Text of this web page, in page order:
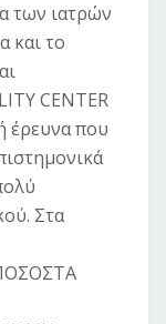
των ιατρών
και το
CENTER
έρευνα που
Στα